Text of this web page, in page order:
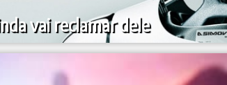
vai reclamar dele